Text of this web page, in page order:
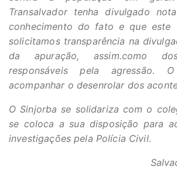
Transalvador tenha divulgado
conhecimento do fato e que este
solicitamos transparência na
da apuração, assim.como
responsáveis pela agressão.
acompanhar o desenrolar dos
O Sinjorba se solidariza com o
se coloca a sua disposição para
investigações pela Polícia Civil.